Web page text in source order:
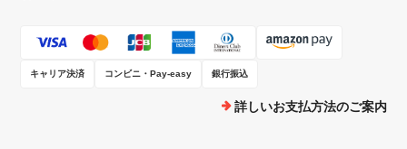
キャリア決済 コンビニ・Pay-easy 銀行振込
詳しいお支払方法のご案内